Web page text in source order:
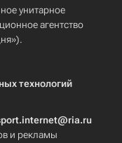
унитарное
агентство
технологий
и рекламы